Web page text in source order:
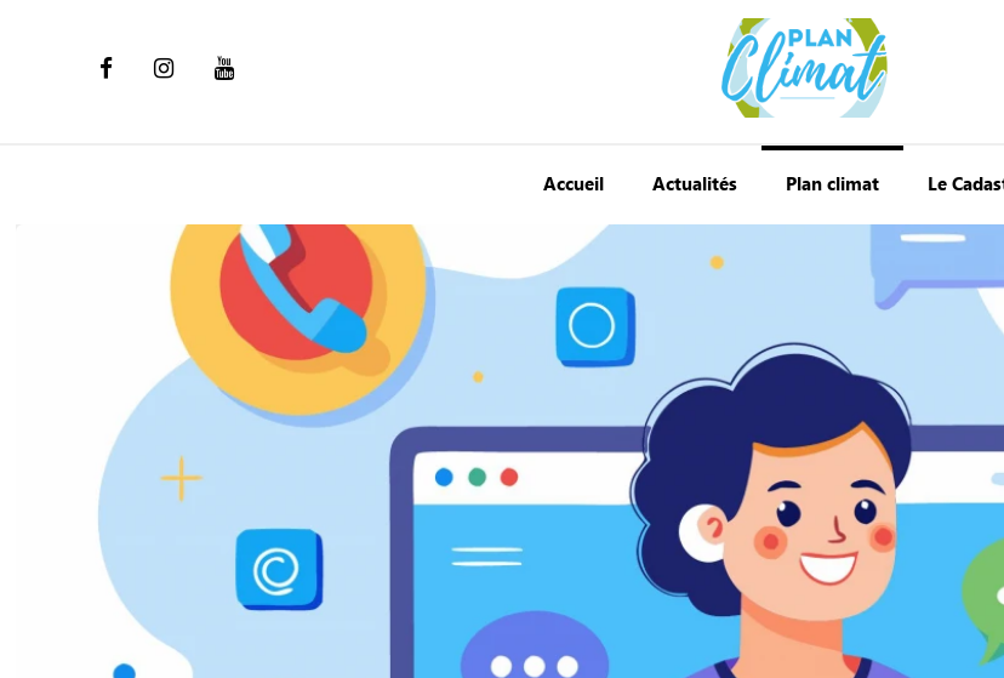
Accueil Actualités Plan climat Le